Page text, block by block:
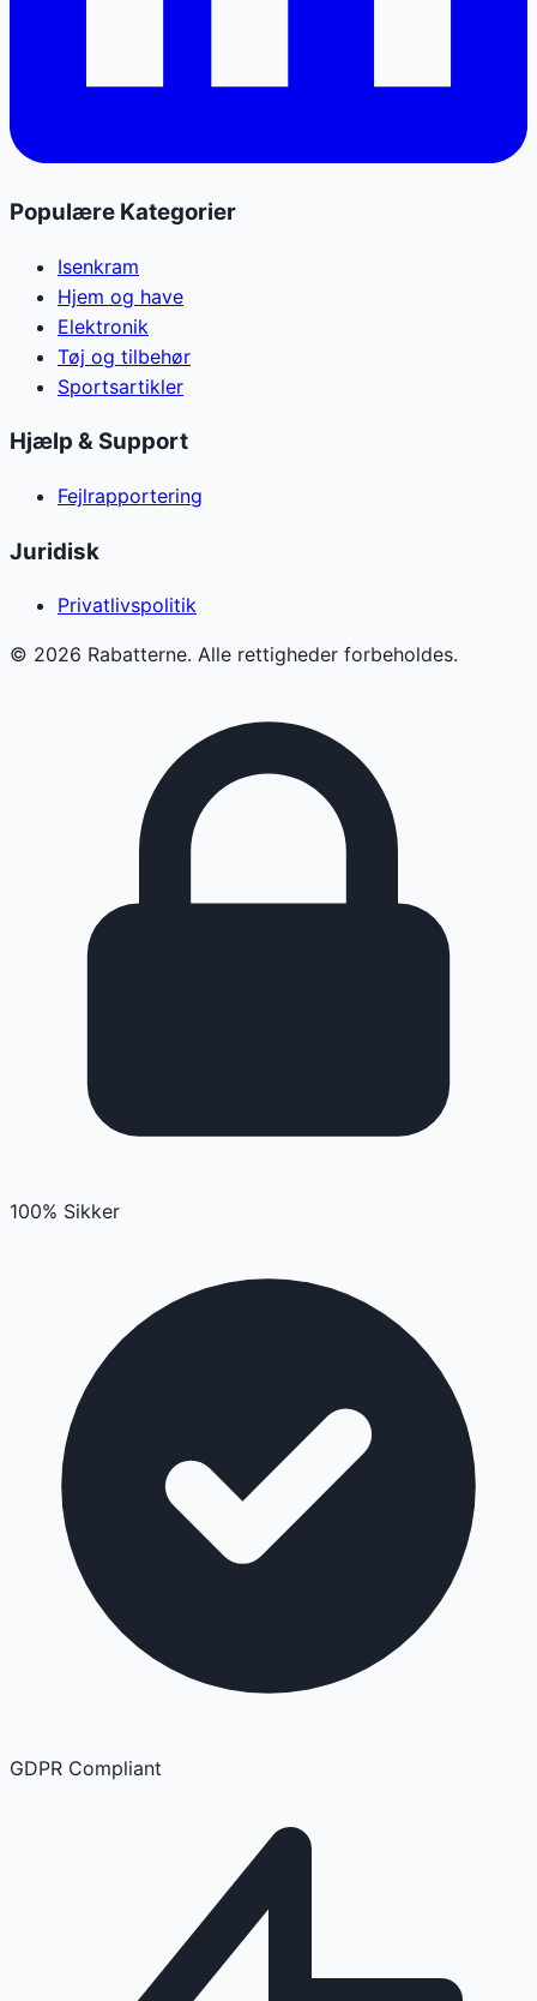
Populære Kategorier
Isenkram
Hjem og have
Elektronik
Tøj og tilbehør
Sportsartikler
Hjælp & Support
Fejlrapportering
Juridisk
Privatlivspolitik
© 2026 Rabatterne. Alle rettigheder forbeholdes.
100% Sikker
GDPR Compliant